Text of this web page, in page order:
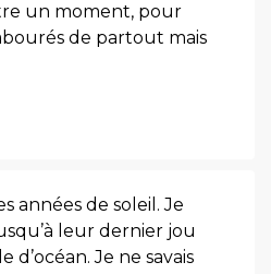
un moment, pour
de partout mais
années de soleil. Je
leur dernier jou
Je ne savais